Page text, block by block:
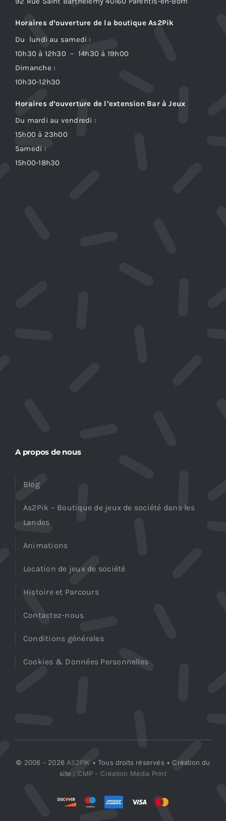
Horaires d’ouverture de la boutique As2Pik
Du lundi au samedi :
10h30 à 12h30 – 14h30 à 19h00
Dimanche :
10h30-12h30
Horaires d’ouverture de l’extension Bar à Jeux
Du mardi au vendredi :
15h00 à 23h00
Samedi :
15h00-18h30
A propos de nous
Blog
As2Pik – Boutique de jeux de société dans les
Landes
Animations
Location de jeux de société
Histoire et Parcours
Contactez-nous
Conditions générales
Cookies & Données Personnelles
© 2006 - 2026 AS2PIK • Tous droits réservés • Création du
site : CMP - Création Média Print